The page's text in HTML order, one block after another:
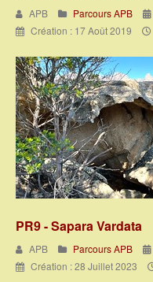
APB Parcours APB
Création : 17 Août 2019
PR9 - Sapara Vardata
APB Parcours APB
Création : 28 Juillet 2023